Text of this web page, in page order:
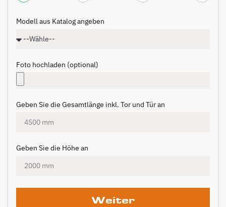
Modell aus Katalog angeben
Foto hochladen (optional)
Geben Sie die Gesamtlänge inkl. Tor und Tür an
Geben Sie die Höhe an
Weiter